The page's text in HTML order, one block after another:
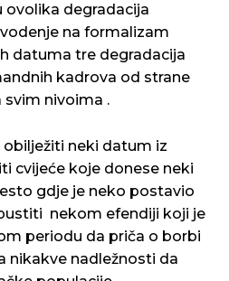
ovolika degradacija
na formalizam
datuma tre degradacija
kadrova od strane
svim nivoima .
neki datum iz
cvijeće koje donese neki
gdje je neko postavio
nekom efendiji koji je
periodu da priča o borbi
nikakve nadležnosti da